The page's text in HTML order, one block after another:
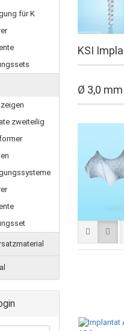
KSI
Ø 3,0
für K
zweiteilig